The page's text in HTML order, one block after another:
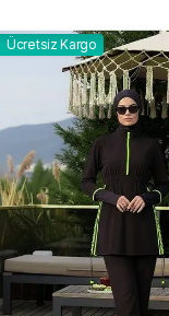
Ücretsiz Kargo